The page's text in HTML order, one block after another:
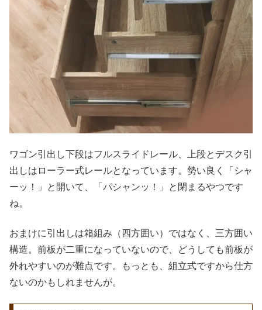
ワゴン引出し下段はフルスライドレール、上段とデスク引
出しはローラー式レールとなっています。勢い良く「シャ
ーッ！」と開いて、「パシャンッ！」と閉まるやつです
ね。
おまけに引出しは箱組み（四方囲い）ではなく、三方囲い
構造。前板が二重になっていないので、どうしても前板が
外れやすいのが難点です。もっとも、組立式ですから仕方
ないのかもしれませんが。